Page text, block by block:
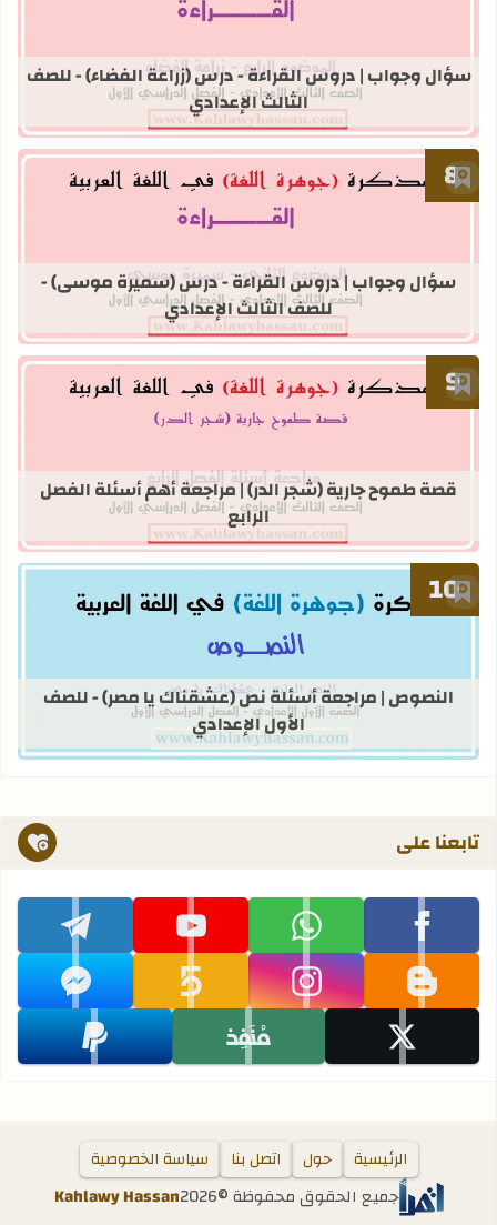
قراءة المزيد عن سؤال وجواب | دروس
سؤال وجواب | دروس القراءة - درس (زراعة الفضاء) - للصف
الثالث الإعدادي
أضف إلى العلامات المرجعية
قراءة المزيد عن سؤال وجواب |
سؤال وجواب | دروس القراءة - درس (سميرة موسى) -
للصف الثالث الإعدادي
أضف إلى العلامات المرجعية
قراءة المزيد عن قصة طموح جارية
قصة طموح جارية (شجر الدر) | مراجعة أهم أسئلة الفصل
الرابع
أضف إلى العلامات المرجعية
قراءة المزيد عن النصوص | مراجعة
النصوص | مراجعة أسئلة نص (عشقناك يا مصر) - للصف
الأول الإعدادي
تابعنا على
تابعنا على facebook تابعنا على whatsapp تابعنا على youtube
تابعنا على telegram
تابعنا على blogger
تابعنا على instagram تابعنا على khamsat
تابعنا على messenger
تابعنا على x
تابعنا على monafiz تابعنا على paypal
جميع الحقوق محفوظة ©2026
Kahlawy Hassan
الرئيسية حول اتصل بنا سياسة الخصوصية